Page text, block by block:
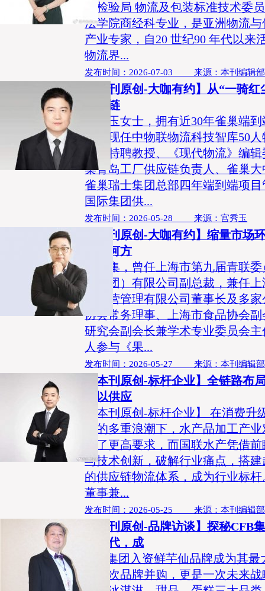
准检验局 物流及包装标准技术委
法学院商经科专业，是亚洲物流
产业专家，自20 世纪90 年代以来
物流界...
发布时间：2026-07-03 来源：本刊编辑部
【本刊原创-大咖有约】从“一骑
国冷链
宫秀玉女士，拥有近30年雀巢端
验，现任中物联物流科技智库50
经济特聘教授、《现代物流》编
巢青岛工厂供应链负责人、雀巢
雀巢瑞士集团总部四年端到端项
国际集团供...
发布时间：2026-05-28 来源：宫秀玉
【本刊原创-大咖有约】缩量市场
路在何方
李光集，曾任上海市第九届青联
（集团）有限公司副总裁，兼任
场经营管理有限公司董事长及多
协会常务理事、上海市食品协会
研究会副会长兼学术专业委员会
人参与《果...
发布时间：2026-05-27 来源：本刊编辑部
【本刊原创-标杆企业】全链路布
产以供应
【本刊原创-标杆企业】 在消费
型的多重浪潮下，水产品加工产
出了更高要求，而国联水产凭借
与技术创新，破解行业痛点，搭
的供应链物流体系，成为行业标
董事兼...
发布时间：2026-05-25 来源：本刊编辑部
【本刊原创-品牌访谈】探秘CFB
量时代，成
CFB集团入资鲜芋仙品牌成为其
是一次品牌并购，更是一次未来